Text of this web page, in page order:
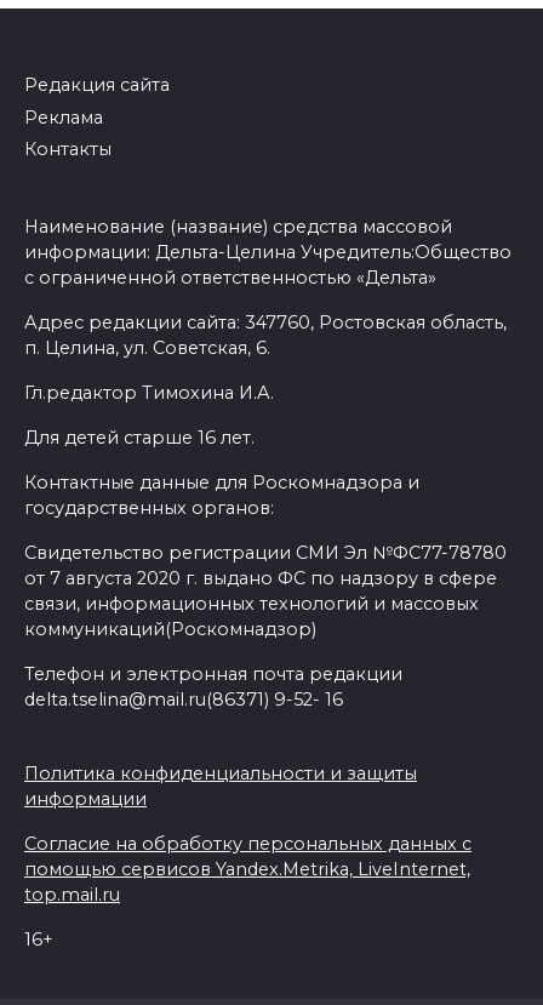
Редакция сайта
Реклама
Контакты
Наименование (название) средства массовой
информации: Дельта-Целина Учредитель:Общество
с ограниченной ответственностью «Дельта»
Адрес редакции сайта: 347760, Ростовская область,
п. Целина, ул. Советская, 6.
Гл.редактор Тимохина И.А.
Для детей старше 16 лет.
Контактные данные для Роскомнадзора и
государственных органов:
Свидетельство регистрации СМИ Эл №ФС77-78780
от 7 августа 2020 г. выдано ФС по надзору в сфере
связи, информационных технологий и массовых
коммуникаций(Роскомнадзор)
Телефон и электронная почта редакции
delta.tselina@mail.ru(86371) 9-52- 16
Политика конфиденциальности и защиты
информации
Согласие на обработку персональных данных с
помощью сервисов Yandex.Metrika, LiveInternet,
top.mail.ru
16+